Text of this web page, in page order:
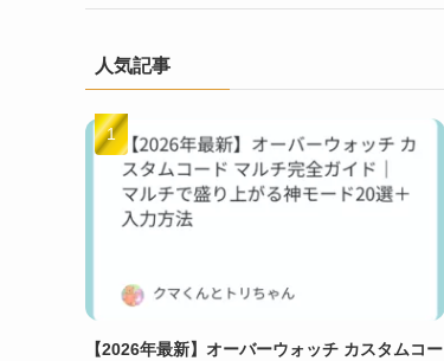
人気記事
【2026年最新】オーバーウォッチ カスタムコー